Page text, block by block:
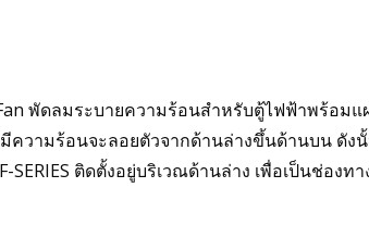
พัดลมระบายความร้อนสำหรับตู้ไฟฟ้าพร้อมแ
วามร้อนจะลอยตัวจากด้านล่างขึ้นด้านบน ดังนั้
ติดตั้งอยู่บริเวณด้านล่าง เพื่อเป็นช่อง